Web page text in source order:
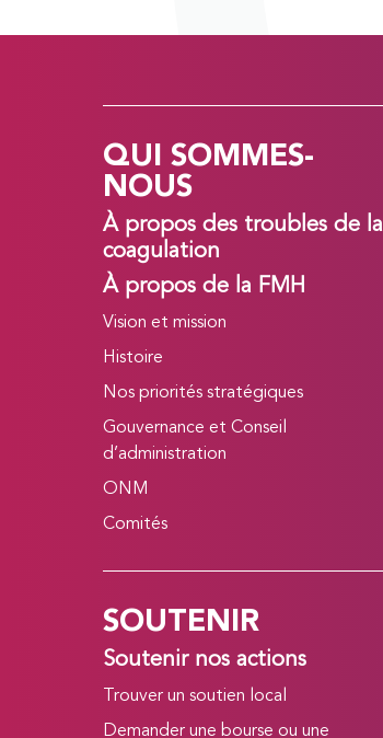
QUI SOMMES-
NOUS
À propos des troubles de la
coagulation
À propos de la FMH
Vision et mission
Histoire
Nos priorités stratégiques
Gouvernance et Conseil
d’administration
ONM
Comités
SOUTENIR
Soutenir nos actions
Trouver un soutien local
Demander une bourse ou une